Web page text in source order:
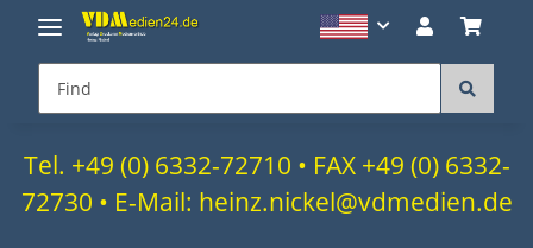
Tel. +49 (0) 6332-72710 • FAX +49 (0) 6332-
72730 • E-Mail: heinz.nickel@vdmedien.de